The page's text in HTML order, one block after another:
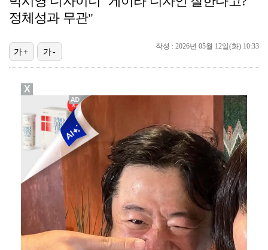
"아예 다른 관계잖아"…황정민 폭로자, 팬 주장에 반박…
"블랙핑크 데뷔 10주년 행사로 국중박 입장 통제"…문…
김지원, 어린이병원에 1억원 쾌척 "'닥터X' 촬영 중…
고영욱, 도 넘은 저격 논란…이번엔 박하선에 "감당 안…
기록적인 폭염에 멈췄던 KBO, 11일부터 순위 경쟁 …
경찰, 대한축구협회 '심판 성접대 논란' 수사 여부 검…
정체성과 무관"
작성 : 2026년 05월 12일(화) 10:33
가+ 가-
X